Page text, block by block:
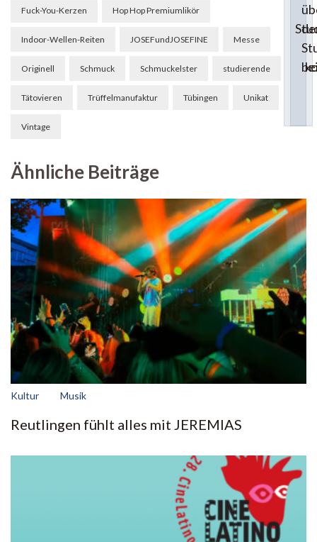
Fuck-You-Kerzen Hop Hop Premiumlikör
Indoor-Wellen-Reiten JOSEFundJOSEFINE Messe
Originell Schmuck Schmuckelster studierende
Tätovieren Trüffelmanufaktur Tübingen Unikat
Vintage
Ähnliche Beiträge
Kultur Musik
Reutlingen fühlt alles mit JEREMIAS